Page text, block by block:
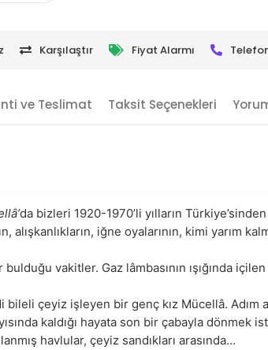
Karşılaştır Fiyat Alarmı
ve Teslimat Taksit Seçenekleri
da bizleri 1920-1970’li yılların
iğne oyalarının, kimi yarım
vakitler. Gaz lâmbasının ışığında
çeyiz işleyen bir genç kız Mücellâ.
kaldığı hayata son bir çabayla dönmek
havlular, çeyiz sandıkları arasında…